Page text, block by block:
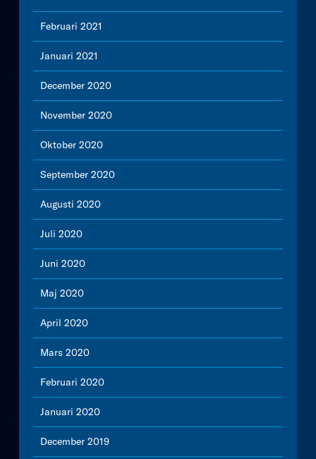
Februari 2021
Januari 2021
December 2020
November 2020
Oktober 2020
September 2020
Augusti 2020
Juli 2020
Juni 2020
Maj 2020
April 2020
Mars 2020
Februari 2020
Januari 2020
December 2019